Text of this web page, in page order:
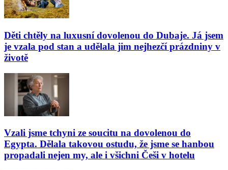
Děti chtěly na luxusní dovolenou do Dubaje. Já jsem
je vzala pod stan a udělala jim nejhezčí prázdniny v
životě
Vzali jsme tchyni ze soucitu na dovolenou do
Egypta. Dělala takovou ostudu, že jsme se hanbou
propadali nejen my, ale i všichni Češi v hotelu